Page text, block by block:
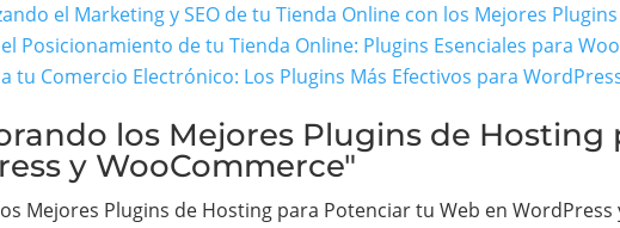
el Marketing y SEO de tu Tienda Online con los Mejores
Posicionamiento de tu Tienda Online: Plugins Esenciales para
tu Comercio Electrónico: Los Plugins Más Efectivos para
los Mejores Plugins de
y WooCommerce"
Mejores Plugins de Hosting para Potenciar tu Web en WordPress